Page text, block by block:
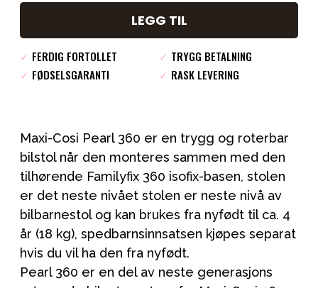
LEGG TIL
✓ FERDIG FORTOLLET ✓ TRYGG BETALNING
✓ FØDSELSGARANTI ✓ RASK LEVERING
Maxi-Cosi Pearl 360 er en trygg og roterbar
bilstol når den monteres sammen med den
tilhørende Familyfix 360 isofix-basen, stolen
er det neste nivået stolen er neste nivå av
bilbarnestol og kan brukes fra nyfødt til ca. 4
år (18 kg), spedbarnsinnsatsen kjøpes separat
hvis du vil ha den fra nyfødt.
Pearl 360 er en del av neste generasjons